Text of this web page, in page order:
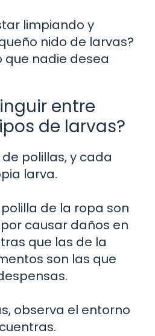
limpiando y
nido de larvas?
que nadie desea
entre
de larvas?
polillas, y cada
larva.
de la ropa son
causar daños en
que las de la
son las que
observa el entorno